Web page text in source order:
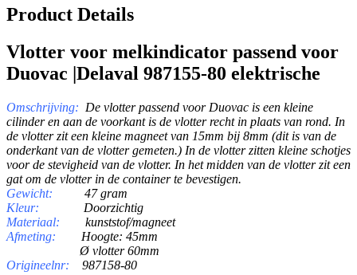
Product Details
Vlotter voor melkindicator passend voor
Duovac |Delaval 987155-80 elektrische
Omschrijving: De vlotter passend voor Duovac is een kleine
cilinder en aan de voorkant is de vlotter recht in plaats van rond. In
de vlotter zit een kleine magneet van 15mm bij 8mm (dit is van de
onderkant van de vlotter gemeten.) In de vlotter zitten kleine schotjes
voor de stevigheid van de vlotter. In het midden van de vlotter zit een
gat om de vlotter in de container te bevestigen.
Gewicht:
47 gram
Kleur:
Doorzichtig
Materiaal:
kunststof/magneet
Afmeting:
Hoogte: 45mm
Ø vlotter 60mm
Origineelnr:
987158-80